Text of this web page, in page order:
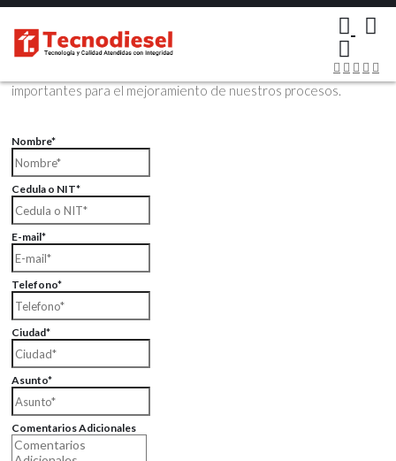
Contáctenos Vía Email
Envíenos sus datos con sus comentarios, sus opiniones son muy
importantes para el mejoramiento de nuestros procesos.
Nombre*
Cedula o NIT*
E-mail*
Telefono*
Ciudad*
Asunto*
Comentarios Adicionales